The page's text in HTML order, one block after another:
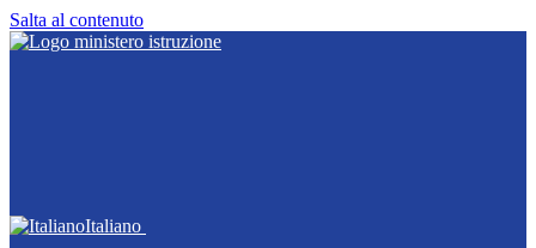
Salta al contenuto
Italiano